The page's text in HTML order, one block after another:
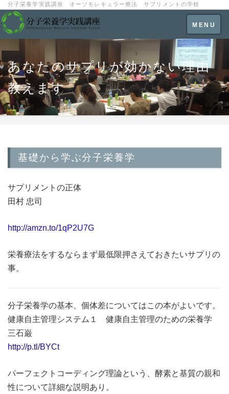
分子栄養学実践講座 オーソモレキュラー療法 サプリメントの学校
Toggle
MENU
あなたのサプリが効かない理由
教えます
基礎から学ぶ分子栄養学
サプリメントの正体
田村 忠司
http://amzn.to/1qP2U7G
栄養療法をするならまず最低限押さえておきたいサプリの
事。
分子栄養学の基本、個体差についてはこの本がよいです。
健康自主管理システム１ 健康自主管理のための栄養学
三石巌
http://p.tl/BYCt
パーフェクトコーディング理論という、酵素と基質の親和
性について詳細な説明あり。